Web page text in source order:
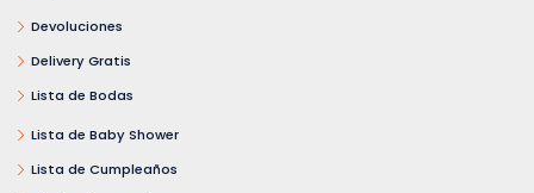
Devoluciones
Delivery Gratis
Lista de Bodas
Lista de Baby Shower
Lista de Cumpleaños